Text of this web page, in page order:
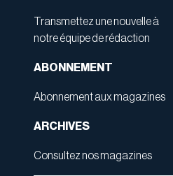
Transmettez une nouvelle à
notre équipe de rédaction
ABONNEMENT
Abonnement aux magazines
ARCHIVES
Consultez nos magazines